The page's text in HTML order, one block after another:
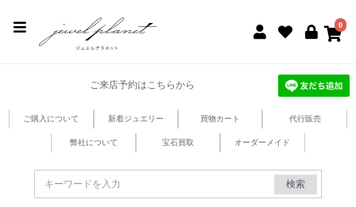
0
ご来店予約はこちらから
ご購入について 新着ジュエリー 買物カート 代行販売
弊社について 宝石買取 オーダーメイド
検索